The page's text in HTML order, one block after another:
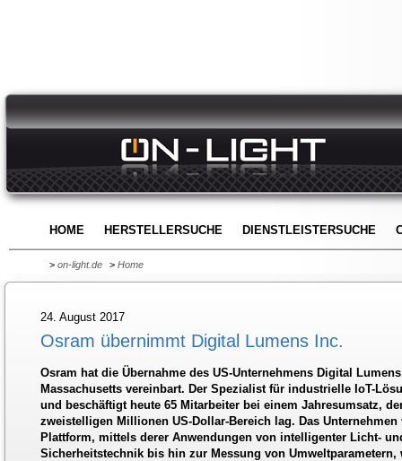
HOME HERSTELLERSUCHE DIENSTLEISTERSUCHE
> on-light.de > Home
24. August 2017
Osram übernimmt Digital Lumens Inc.
Osram hat die Übernahme des US-Unternehmens Digital
Massachusetts vereinbart. Der Spezialist für industrielle IoT-
und beschäftigt heute 65 Mitarbeiter bei einem Jahresumsatz,
zweistelligen Millionen US-Dollar-Bereich lag. Das
Plattform, mittels derer Anwendungen von intelligenter Licht-
Sicherheitstechnik bis hin zur Messung von